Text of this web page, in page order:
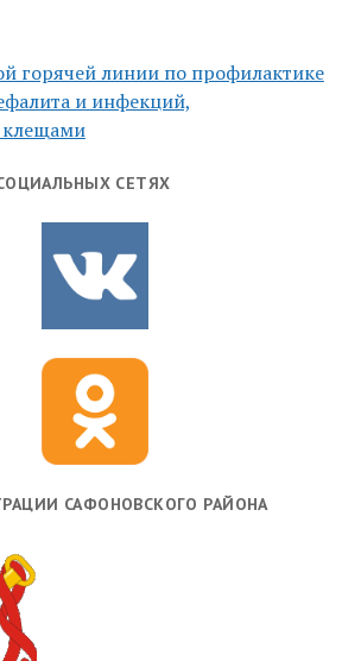
горячей линии по профилактике
и инфекций,
СЕТЯХ
САФОНОВСКОГО РАЙОНА